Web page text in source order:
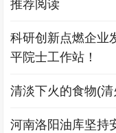
推荐阅读
科研创新点燃企业
平院士工作站！
清淡下火的食物(
河南洛阳油库坚持